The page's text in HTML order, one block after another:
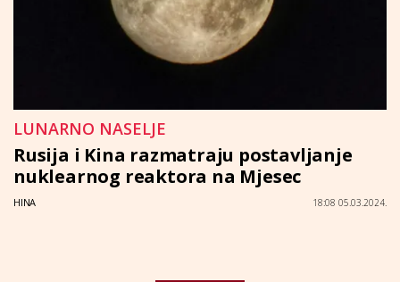
LUNARNO NASELJE
Rusija i Kina razmatraju postavljanje
nuklearnog reaktora na Mjesec
HINA 18:08 05.03.2024.